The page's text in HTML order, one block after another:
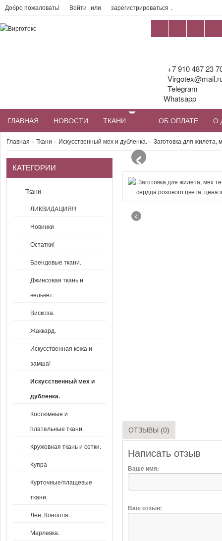
Добро пожаловать! Войти или зарегистрироваться .
+7 910 487 23
Telegram
Whatsapp
ГЛАВНАЯ НОВОСТИ ТКАНИ ОБ ОПЛАТЕ О
Главная » Ткани » Искусственный мех и дубленка. » Заготовка для жилета,
КАТЕГОРИИ
Ткани
ЛИКВИДАЦИЯ!!!
Новинки
Остатки!
Брендовые ткани.
Джинсовая ткань и
вельвет.
Вискоза.
Жаккард.
Искусственная кожа и
замша!
Искусственный мех и
дубленка.
Костюмные и
плательные ткани.
Кружевная ткань и сетки.
Купра
Курточные/плащевые
ткани.
Лён, Конопля.
Марлевка.
‹
‹
ОТЗЫВЫ (0)
Написать отзыв
Ваше имя:
Ваш отзыв: